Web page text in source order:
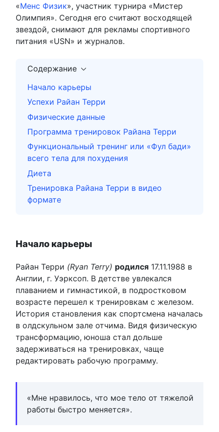
«Менс Физик», участник турнира «Мистер
Олимпия». Сегодня его считают восходящей
звездой, снимают для рекламы спортивного
питания «USN» и журналов.
Содержание
Начало карьеры
Успехи Райан Терри
Физические данные
Программа тренировок Райана Терри
Функциональный тренинг или «Фул бади»
всего тела для похудения
Диета
Тренировка Райана Терри в видео
формате
Начало карьеры
Райан Терри (Ryan Terry) родился 17.11.1988 в
Англии, г. Уэрксоп. В детстве увлекался
плаванием и гимнастикой, в подростковом
возрасте перешел к тренировкам с железом.
История становления как спортсмена началась
в олдскульном зале отчима. Видя физическую
трансформацию, юноша стал дольше
задерживаться на тренировках, чаще
редактировать рабочую программу.
«Мне нравилось, что мое тело от тяжелой
работы быстро меняется».